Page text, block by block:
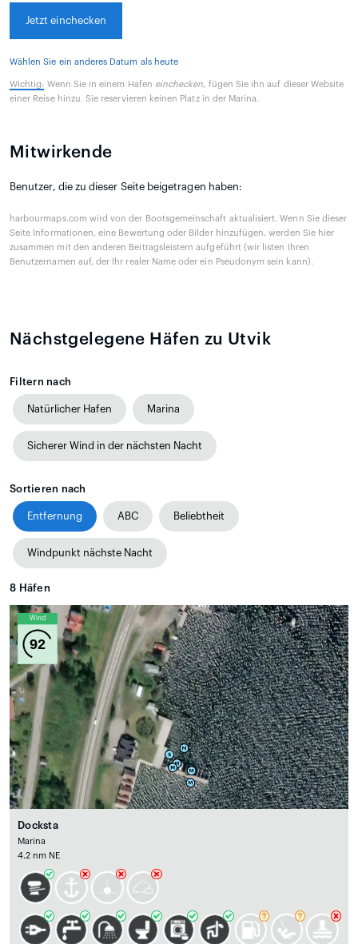
Jetzt einchecken
Wählen Sie ein anderes Datum als heute
Wichtig: Wenn Sie in einem Hafen einchecken, fügen Sie ihn auf dieser Website
einer Reise hinzu. Sie reservieren keinen Platz in der Marina.
Mitwirkende
Benutzer, die zu dieser Seite beigetragen haben:
harbourmaps.com wird von der Bootsgemeinschaft aktualisiert. Wenn Sie dieser
Seite Informationen, eine Bewertung oder Bilder hinzufügen, werden Sie hier
zusammen mit den anderen Beitragsleistern aufgeführt (wir listen Ihren
Benutzernamen auf, der Ihr realer Name oder ein Pseudonym sein kann).
Nächstgelegene Häfen zu Utvik
Filtern nach
Natürlicher Hafen Marina
Sicherer Wind in der nächsten Nacht
Sortieren nach
Entfernung ABC Beliebtheit
Windpunkt nächste Nacht
8 Häfen
Wind
92
Docksta
Marina
4.2 nm NE